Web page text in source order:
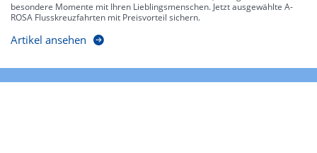
besondere Momente mit Ihren Lieblingsmenschen. Jetzt ausgewählte A-
ROSA Flusskreuzfahrten mit Preisvorteil sichern.
Artikel ansehen